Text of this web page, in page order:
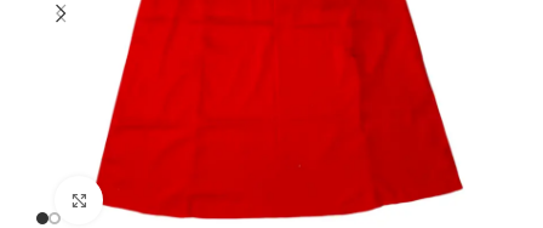
Click to enlarge